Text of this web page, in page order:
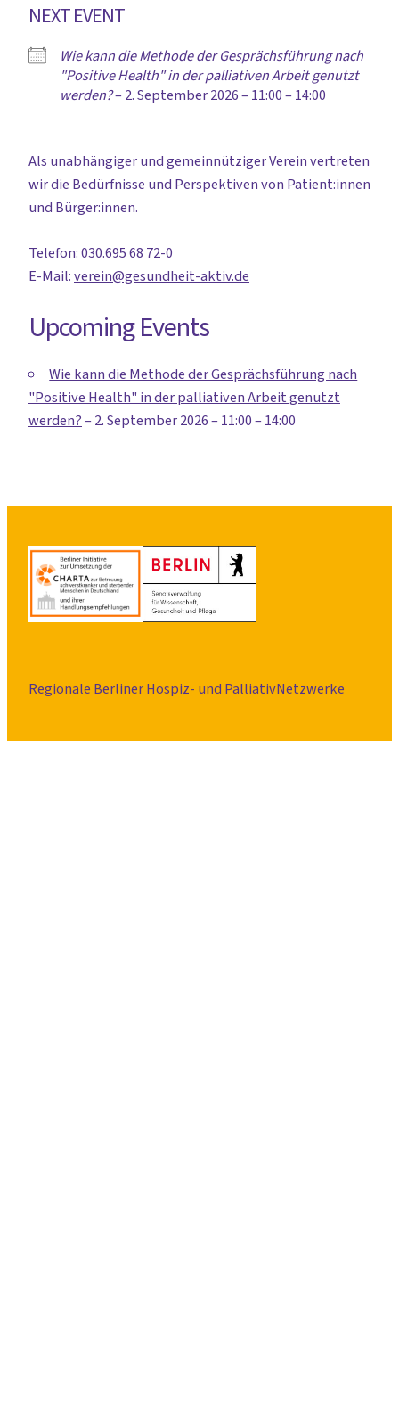
NEXT EVENT
Wie kann die Methode der Gesprächsführung nach
"Positive Health" in der palliativen Arbeit genutzt
werden?– 2. September 2026 – 11:00 – 14:00
Als unabhängiger und gemeinnütziger Verein vertreten
wir die Bedürfnisse und Perspektiven von Patient:innen
und Bürger:innen.
Telefon:030.695 68 72-0
E-Mail:verein@gesundheit-aktiv.de
Upcoming Events
Wie kann die Methode der Gesprächsführung nach
"Positive Health" in der palliativen Arbeit genutzt
werden?– 2. September 2026 – 11:00 – 14:00
Regionale Berliner Hospiz- und PalliativNetzwerke